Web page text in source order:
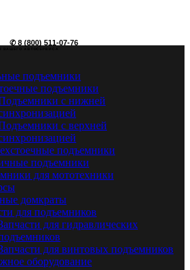
ВАШЕГО АВТОСЕРВИСА
✆ 8 (800) 511-07-76
подъемники
подъемники
с нижней
с верхней
подъемники
подъемники
для мототехники
домкраты
для подъемников
для гидравлических
для винтовых подъемников
оборудование